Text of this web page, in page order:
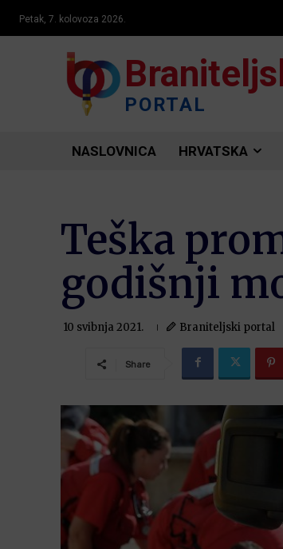
Petak, 7. kolovoza 2026.
PORTAL
NASLOVNICA HRVATSKA
Teška
godišnji
10 svibnja 2021. Braniteljski portal
Share